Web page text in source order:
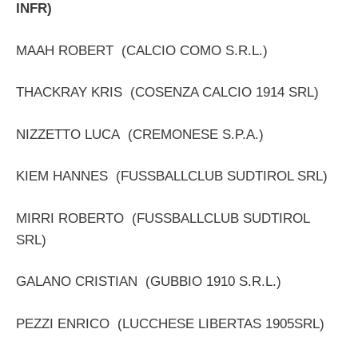
INFR)
MAAH ROBERT (CALCIO COMO S.R.L.)
THACKRAY KRIS (COSENZA CALCIO 1914 SRL)
NIZZETTO LUCA (CREMONESE S.P.A.)
KIEM HANNES (FUSSBALLCLUB SUDTIROL SRL)
MIRRI ROBERTO (FUSSBALLCLUB SUDTIROL
SRL)
GALANO CRISTIAN (GUBBIO 1910 S.R.L.)
PEZZI ENRICO (LUCCHESE LIBERTAS 1905SRL)